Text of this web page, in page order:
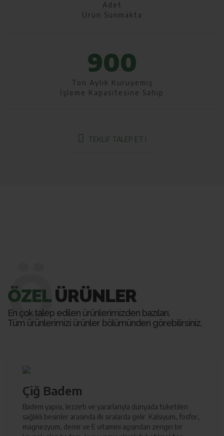
Adet
Ürün Sunmakta
900
Ton Aylık Kuruyemiş
İşleme Kapasitesine Sahip
TEKLİF TALEP ET !
Ö
ÖZELÜRÜNLER
En çok talep edilen ürünlerimizden bazıları.
Tüm ürünlerimizi ürünler bölümünden görebilirsiniz.
Çiğ Badem
Badem yapısı, lezzeti ve yararlarıyla dünyada tüketilen
sağlıklı besinler arasında ilk sıralarda gelir. Kalsiyum, fosfor,
magnezyum, demir ve E vitamini açısından zengin bir